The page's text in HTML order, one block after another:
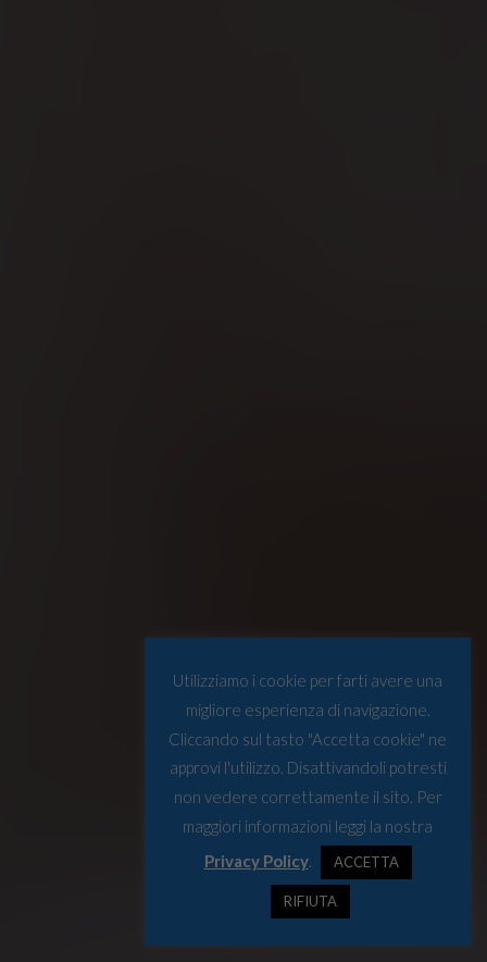
Utilizziamo i cookie per farti avere una
migliore esperienza di navigazione.
Cliccando sul tasto "Accetta cookie" ne
approvi l'utilizzo. Disattivandoli potresti
non vedere correttamente il sito. Per
maggiori informazioni leggi la nostra
Privacy Policy. ACCETTA
RIFIUTA